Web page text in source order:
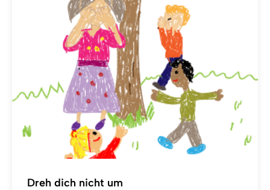
Dreh dich nicht um